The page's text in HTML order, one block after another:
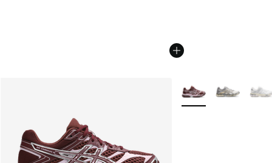
Weitere Farben